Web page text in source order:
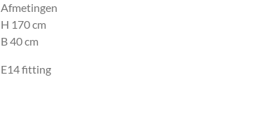
Afmetingen
H 170 cm
B 40 cm
E14 fitting